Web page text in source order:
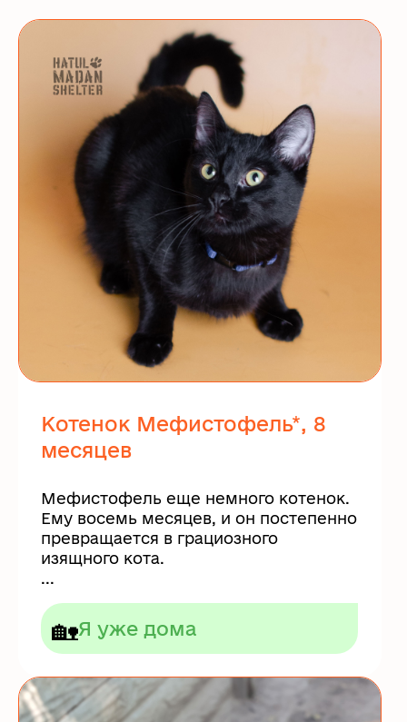
Котенок Мефистофель*, 8
месяцев
Мефистофель еще немного котенок.
Ему восемь месяцев, и он постепенно
превращается в грациозного
изящного кота.
...
🏡Я уже дома